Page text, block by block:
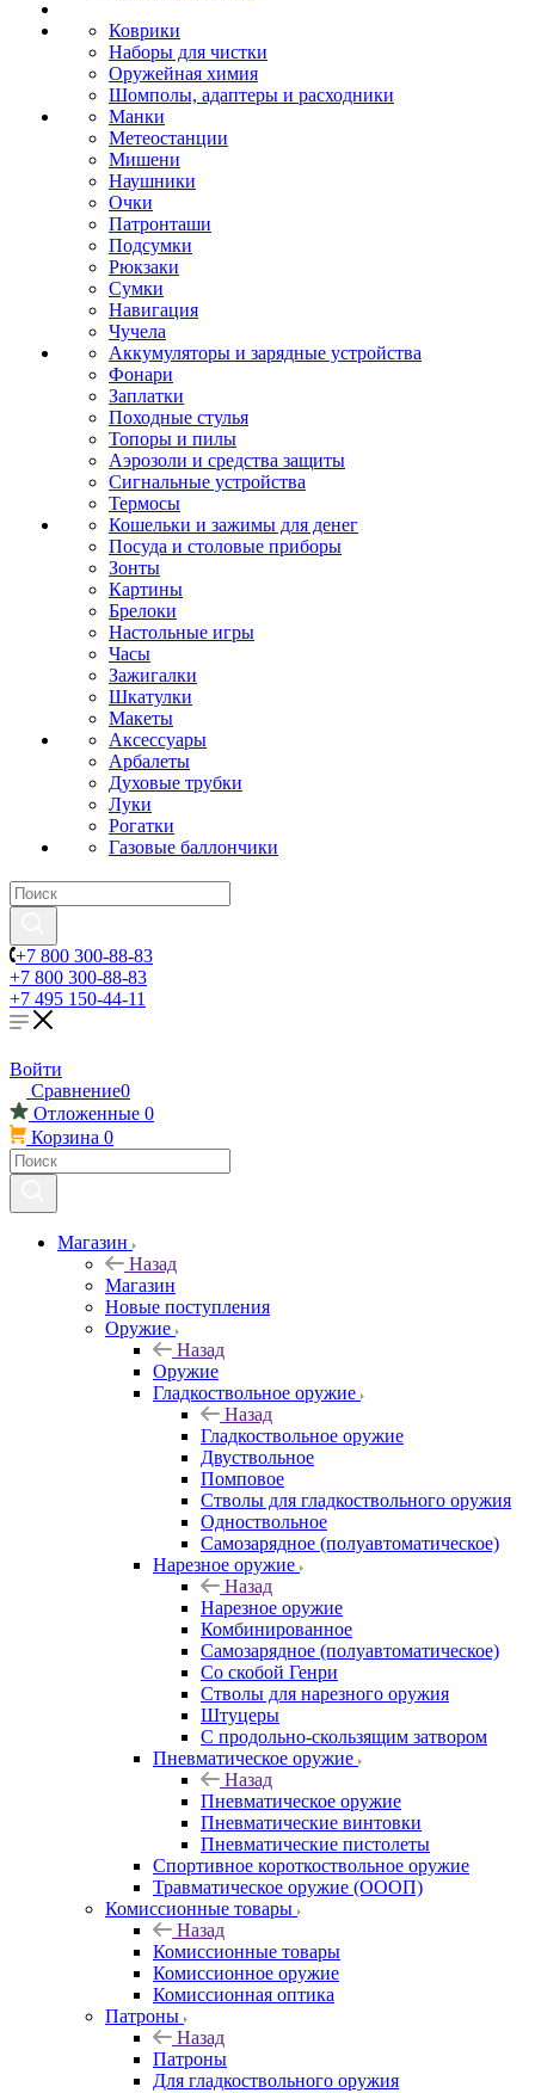
Коврики
Наборы для чистки
Оружейная химия
Шомполы, адаптеры и расходники
Манки
Метеостанции
Мишени
Наушники
Очки
Патронташи
Подсумки
Рюкзаки
Сумки
Навигация
Чучела
Аккумуляторы и зарядные устройства
Фонари
Заплатки
Походные стулья
Топоры и пилы
Аэрозоли и средства защиты
Сигнальные устройства
Термосы
Кошельки и зажимы для денег
Посуда и столовые приборы
Зонты
Картины
Брелоки
Настольные игры
Часы
Зажигалки
Шкатулки
Макеты
Аксессуары
Арбалеты
Духовые трубки
Луки
Рогатки
Газовые баллончики
+7 800 300-88-83
+7 800 300-88-83
+7 495 150-44-11
Войти
Сравнение0
Отложенные 0
Корзина 0
Магазин
Назад
Магазин
Новые поступления
Оружие
Назад
Оружие
Гладкоствольное оружие
Назад
Гладкоствольное оружие
Двуствольное
Помповое
Стволы для гладкоствольного оружия
Одноствольное
Самозарядное (полуавтоматическое)
Нарезное оружие
Назад
Нарезное оружие
Комбинированное
Самозарядное (полуавтоматическое)
Со скобой Генри
Стволы для нарезного оружия
Штуцеры
С продольно-скользящим затвором
Пневматическое оружие
Назад
Пневматическое оружие
Пневматические винтовки
Пневматические пистолеты
Спортивное короткоствольное оружие
Травматическое оружие (ОООП)
Комиссионные товары
Назад
Комиссионные товары
Комиссионное оружие
Комиссионная оптика
Патроны
Назад
Патроны
Для гладкоствольного оружия